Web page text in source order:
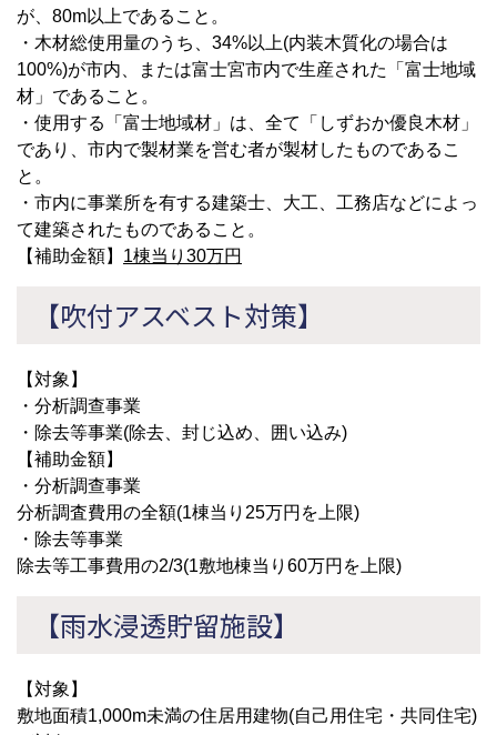
が、80m以上であること。
・木材総使用量のうち、34%以上(内装木質化の場合は
100%)が市内、または富士宮市内で生産された「富士地域
材」であること。
・使用する「富士地域材」は、全て「しずおか優良木材」
であり、市内で製材業を営む者が製材したものであるこ
と。
・市内に事業所を有する建築士、大工、工務店などによっ
て建築されたものであること。
【補助金額】 1棟当り30万円
【吹付アスベスト対策】
【対象】
・分析調查事業
・除去等事業(除去、封じ込め、囲い込み)
【補助金額】
・分析調查事業
分析調査費用の全額(1棟当り25万円を上限)
・除去等事業
除去等工事費用の2/3(1敷地棟当り60万円を上限)
【雨水浸透貯留施設】
【対象】
敷地面積1,000m未満の住居用建物(自己用住宅・共同住宅)